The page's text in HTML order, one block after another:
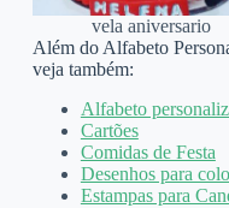
vela aniversario
Além do Alfabeto
veja também:
Alfabeto
Cartões
Comidas de Festa
Desenhos para
Estampas para